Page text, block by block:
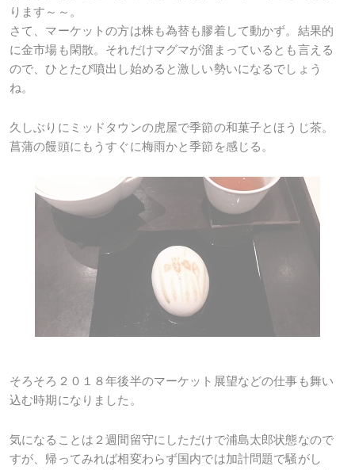
ります～～。
さて、マーケットの方は株も為替も膠着して動かず。結果的
に金市場も閑散。それだけマグマが溜まっているとも言える
ので、ひとたび噴出し始めると激しい勢いになるでしょう
ね。
久しぶりにミッドタウンの虎屋で季節の和菓子とほうじ茶。
菖蒲の饅頭にもうすぐに梅雨かと季節を感じる。
そろそろ２０１８年後半のマーケット展望などの仕事も舞い
込む時期になりました。
気になることは２週間留守にしただけで浦島太郎状態なので
すが、帰ってみれば相変わらず国内では加計問題で騒がし